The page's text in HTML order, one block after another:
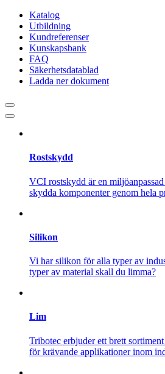
Katalog
Utbildning
Kundreferenser
Kunskapsbank
FAQ
Säkerhetsdatablad
Ladda ner dokument
Rostskydd
VCI rostskydd är en
skydda komponenter genom hela
Silikon
Vi har silikon för alla typer av
typer av material skall du limma?
Lim
Tribotec erbjuder ett brett
för krävande applikationer inom